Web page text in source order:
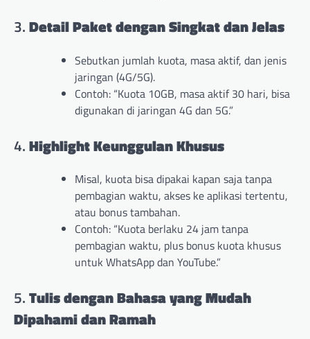
3.Detail Paket dengan Singkat dan Jelas
Sebutkan jumlah kuota, masa aktif, dan jenis
jaringan (4G/5G).
Contoh: “Kuota 10GB, masa aktif 30 hari, bisa
digunakan di jaringan 4G dan 5G.”
4.Highlight Keunggulan Khusus
Misal, kuota bisa dipakai kapan saja tanpa
pembagian waktu, akses ke aplikasi tertentu,
atau bonus tambahan.
Contoh: “Kuota berlaku 24 jam tanpa
pembagian waktu, plus bonus kuota khusus
untuk WhatsApp dan YouTube.”
5.Tulis dengan Bahasa yang Mudah
Dipahami dan Ramah